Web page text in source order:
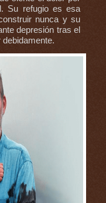
Su refugio es esa
nunca y su
depresión tras el